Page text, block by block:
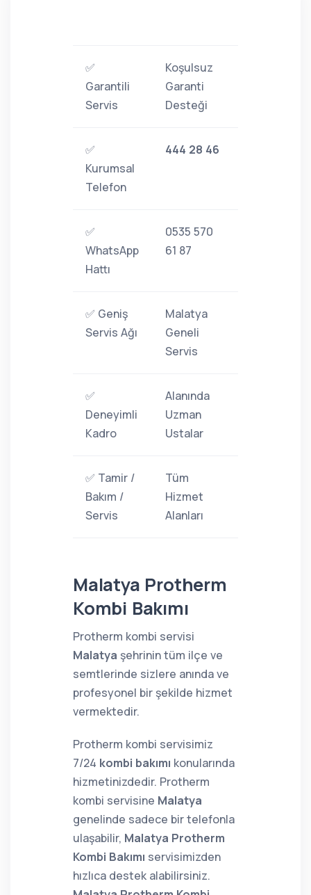
✅
Garantili
Servis
Koşulsuz
Garanti
Desteği
✅
Kurumsal
Telefon
444 28 46
✅
WhatsApp
Hattı
0535 570
61 87
✅ Geniş
Servis Ağı
Malatya
Geneli
Servis
✅
Deneyimli
Kadro
Alanında
Uzman
Ustalar
✅ Tamir /
Bakım /
Servis
Tüm
Hizmet
Alanları
Malatya Protherm
Kombi Bakımı
Protherm kombi servisi
Malatya şehrinin tüm ilçe ve
semtlerinde sizlere anında ve
profesyonel bir şekilde hizmet
vermektedir.
Protherm kombi servisimiz
7/24 kombi bakımı konularında
hizmetinizdedir. Protherm
kombi servisine Malatya
genelinde sadece bir telefonla
ulaşabilir, Malatya Protherm
Kombi Bakımı servisimizden
hızlıca destek alabilirsiniz.